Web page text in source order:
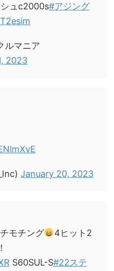
ュc2000s#アジング
ルマニア
2023
January 20, 2023
モチング
4ヒット2
S60SUL-S#22ステ